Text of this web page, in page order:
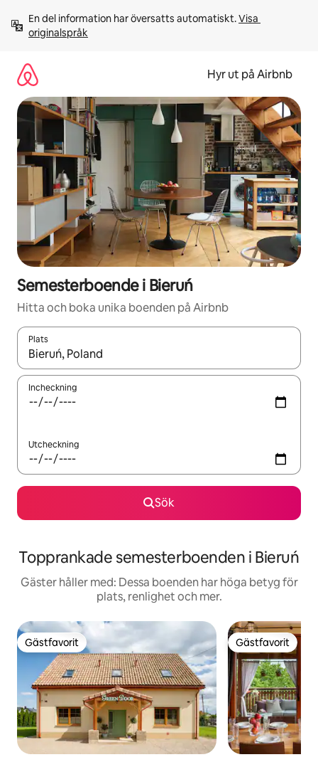
innehåll
En del information har översatts automatiskt. Visa
originalspråk
Hyr ut på Airbnb
Semesterboende i Bieruń
Hitta och boka unika boenden på Airbnb
Plats
När resultaten är tillgängliga kan du navigera med upp- och
Incheckning
Utcheckning
Sök
Topprankade semesterboenden i Bieruń
Gäster håller med: Dessa boenden har höga betyg för
plats, renlighet och mer.
Gästfavorit
Gästfavorit Gästfavorit
Gästfavorit